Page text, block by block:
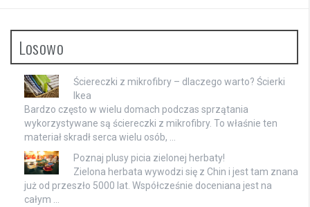
Losowo
Ściereczki z mikrofibry – dlaczego warto? Ścierki
Ikea
Bardzo często w wielu domach podczas sprzątania
wykorzystywane są ściereczki z mikrofibry. To właśnie ten
materiał skradł serca wielu osób, …
Poznaj plusy picia zielonej herbaty!
Zielona herbata wywodzi się z Chin i jest tam znana
już od przeszło 5000 lat. Współcześnie doceniana jest na
całym …